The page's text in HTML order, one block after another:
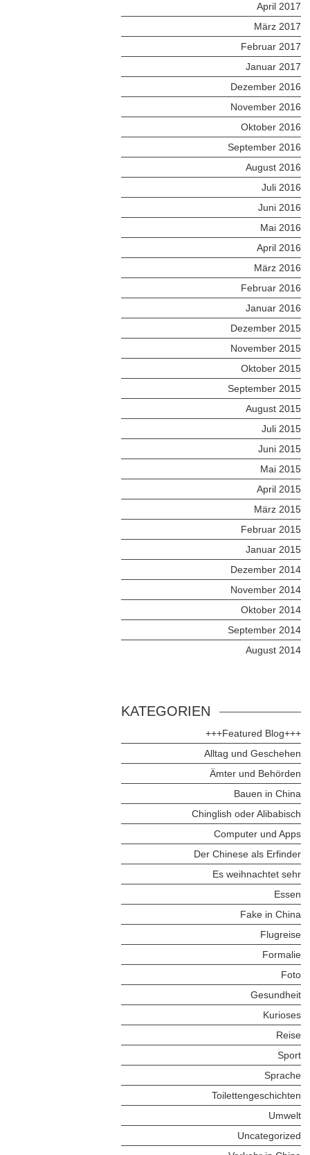
April 2017
März 2017
Februar 2017
Januar 2017
Dezember 2016
November 2016
Oktober 2016
September 2016
August 2016
Juli 2016
Juni 2016
Mai 2016
April 2016
März 2016
Februar 2016
Januar 2016
Dezember 2015
November 2015
Oktober 2015
September 2015
August 2015
Juli 2015
Juni 2015
Mai 2015
April 2015
März 2015
Februar 2015
Januar 2015
Dezember 2014
November 2014
Oktober 2014
September 2014
August 2014
KATEGORIEN
+++Featured Blog+++
Alltag und Geschehen
Ämter und Behörden
Bauen in China
Chinglish oder Alibabisch
Computer und Apps
Der Chinese als Erfinder
Es weihnachtet sehr
Essen
Fake in China
Flugreise
Formalie
Foto
Gesundheit
Kurioses
Reise
Sport
Sprache
Toilettengeschichten
Umwelt
Uncategorized